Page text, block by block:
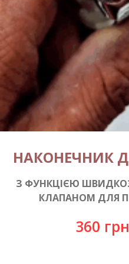
НАКОНЕЧНИК
З ФУНКЦІЄЮ
КЛАПАНОМ ДЛЯ
360 грн